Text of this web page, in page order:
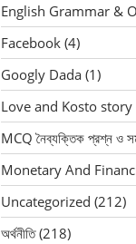
English Grammar &
Facebook (4)
Googly Dada (1)
Love and Kosto story
MCQ নৈব্যক্তিক প্রশ্ন ও
Monetary And
Uncategorized (212)
অর্থনীতি(218)